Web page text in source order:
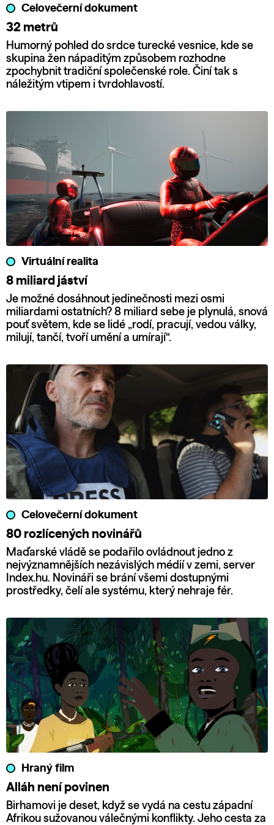
Celovečerní dokument
32 metrů
Humorný pohled do srdce turecké vesnice, kde se
skupina žen nápaditým způsobem rozhodne
zpochybnit tradiční společenské role. Činí tak s
náležitým vtipem i tvrdohlavostí.
Virtuální realita
8 miliard jáství
Je možné dosáhnout jedinečnosti mezi osmi
miliardami ostatních? 8 miliard sebe je plynulá, snová
pouť světem, kde se lidé „rodí, pracují, vedou války,
milují, tančí, tvoří umění a umírají“.
Celovečerní dokument
80 rozlícených novinářů
Maďarské vládě se podařilo ovládnout jedno z
nejvýznamnějších nezávislých médií v zemi, server
Index.hu. Novináři se brání všemi dostupnými
prostředky, čelí ale systému, který nehraje fér.
Hraný film
Alláh není povinen
Birhamovi je deset, když se vydá na cestu západní
Afrikou sužovanou válečnými konflikty. Jeho cesta za